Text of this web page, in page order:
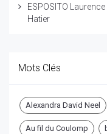
ESPOSITO Laurence
Hatier
Mots Clés
Alexandra David Neel
Au fil du Coulomp